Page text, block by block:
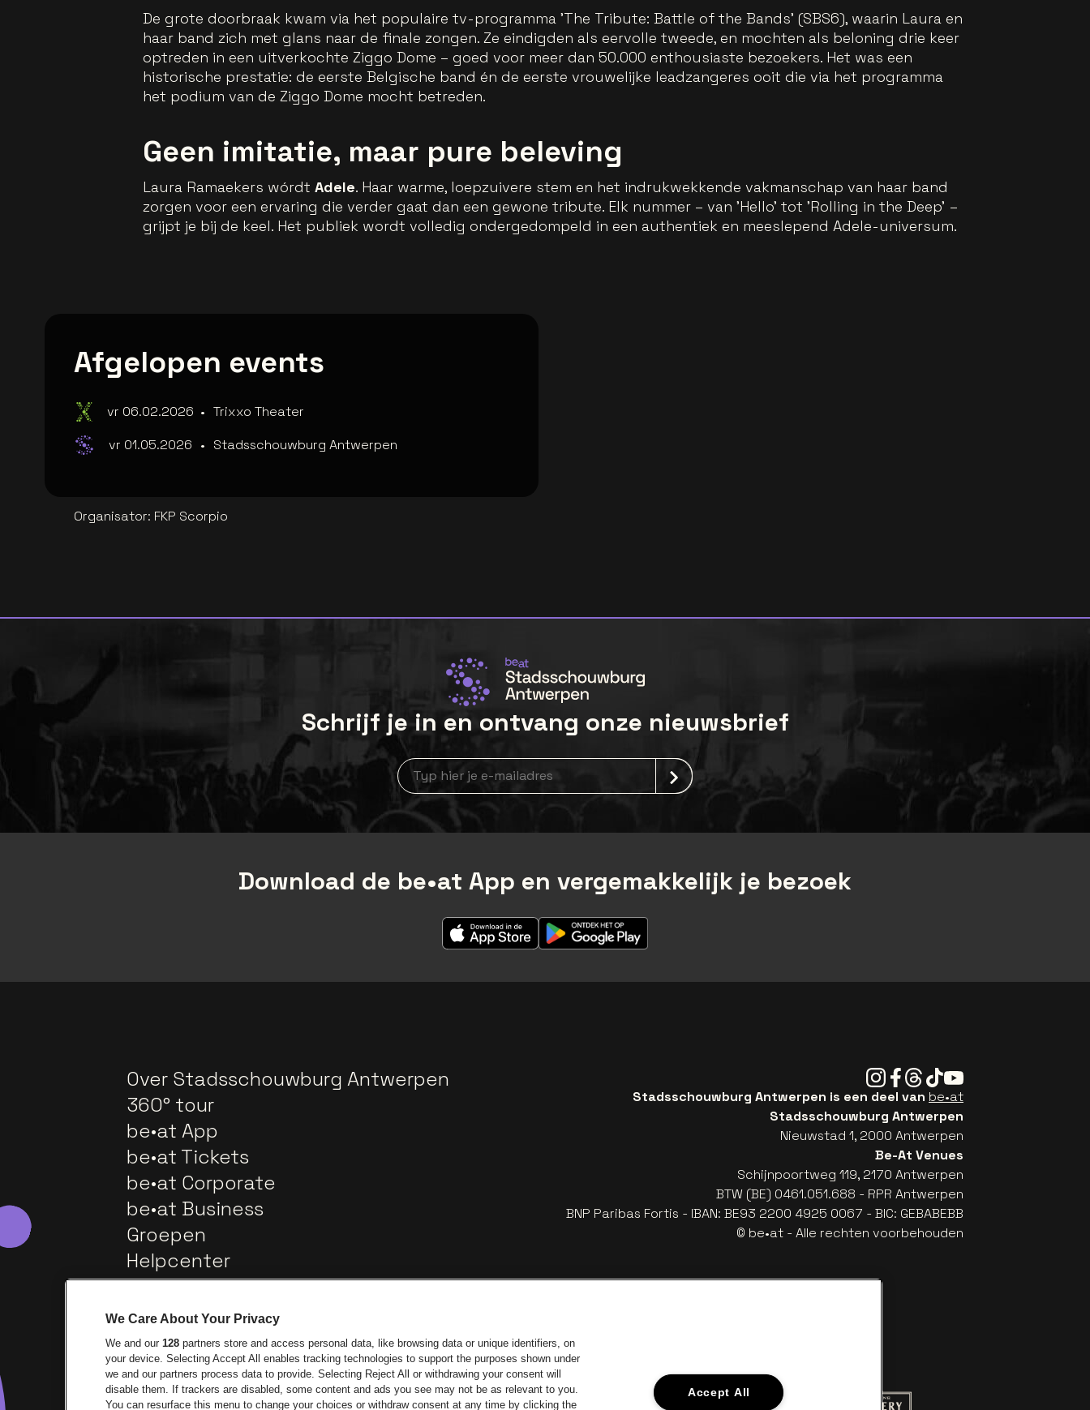
De grote doorbraak kwam via het populaire tv-programma 'The Tribute: Battle of the Bands' (SBS6), waarin Laura en
haar band zich met glans naar de finale zongen. Ze eindigden als eervolle tweede, en mochten als beloning drie keer
optreden in een uitverkochte Ziggo Dome – goed voor meer dan 50.000 enthousiaste bezoekers. Het was een
historische prestatie: de eerste Belgische band én de eerste vrouwelijke leadzangeres ooit die via het programma
het podium van de Ziggo Dome mocht betreden.
Geen imitatie, maar pure beleving
Laura Ramaekers wórdt Adele. Haar warme, loepzuivere stem en het indrukwekkende vakmanschap van haar band
zorgen voor een ervaring die verder gaat dan een gewone tribute. Elk nummer – van 'Hello' tot 'Rolling in the Deep' –
grijpt je bij de keel. Het publiek wordt volledig ondergedompeld in een authentiek en meeslepend Adele-universum.
Afgelopen events
vr 06.02.2026 • Trixxo Theater
vr 01.05.2026 • Stadsschouwburg Antwerpen
Organisator: FKP Scorpio
Schrijf je in en ontvang onze nieuwsbrief
Nieuwsbrief aanmelding
Download de be•at App en vergemakkelijk je bezoek
Over Stadsschouwburg Antwerpen
360° tour
be•at App
be•at Tickets
be•at Corporate
be•at Business
Groepen
Helpcenter
Contact
Instagram
Facebook
Threads
TiktokYoutube
Stadsschouwburg Antwerpen is een deel van be•at
Stadsschouwburg Antwerpen
Nieuwstad 1, 2000 Antwerpen
Be-At Venues
Schijnpoortweg 119, 2170 Antwerpen
BTW (BE) 0461.051.688 - RPR Antwerpen
BNP Paribas Fortis - IBAN: BE93 2200 4925 0067 - BIC: GEBABEBB
© be•at - Alle rechten voorbehouden
We Care About Your Privacy
We and our 128 partners store and access personal data, like browsing data or unique identifiers, on
your device. Selecting Accept All enables tracking technologies to support the purposes shown under
we and our partners process data to provide. Selecting Reject All or withdrawing your consent will
disable them. If trackers are disabled, some content and ads you see may not be as relevant to you.
You can resurface this menu to change your choices or withdraw consent at any time by clicking the
Accept All